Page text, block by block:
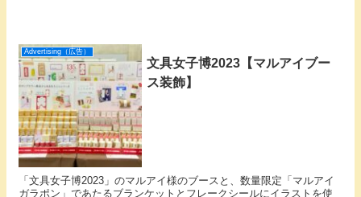
Advertising（広告）
文具女子博2023【マルアイブー
ス装飾】
「文具女子博2023」のマルアイ様のブースと、数量限定「マルアイ
ガラポン」であたるブランケットとフレークシールにイラストを使